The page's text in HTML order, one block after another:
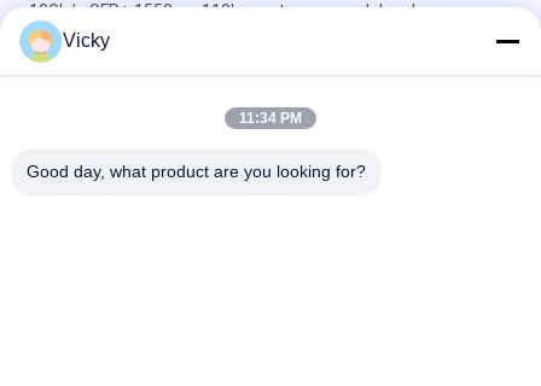
10Gb/s SFP+ 1550nm 110km optyczny moduł nadawczo-
odbiorczy Zgodny z RoHS
25Gbps BIDI 40KM 1270/1310nm 40KM APD LC DOM
Vicky
11:34 PM
Good day, what product are you looking for?